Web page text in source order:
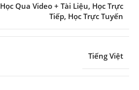
Học Qua Video + Tài Liệu, Học Trực
Tiếp, Học Trực Tuyến
Tiếng Việt